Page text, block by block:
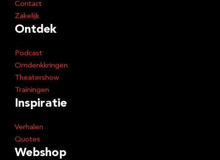
Contact
Zakelijk
Ontdek
Podcast
Omdenkkringen
Theatershow
Trainingen
Inspiratie
Verhalen
Quotes
Webshop